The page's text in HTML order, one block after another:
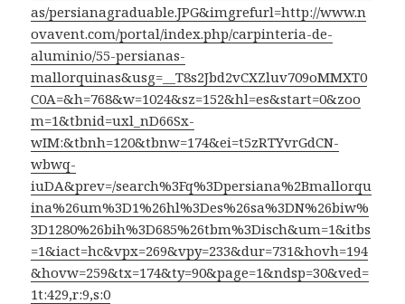
as/persianagraduable.JPG&imgrefurl=http://www.n
ovavent.com/portal/index.php/carpinteria-de-
aluminio/55-persianas-
mallorquinas&usg=__T8s2Jbd2vCXZluv709oMMXT0
C0A=&h=768&w=1024&sz=152&hl=es&start=0&zoo
m=1&tbnid=uxl_nD66Sx-
wIM:&tbnh=120&tbnw=174&ei=t5zRTYvrGdCN-
wbwq-
iuDA&prev=/search%3Fq%3Dpersiana%2Bmallorqu
ina%26um%3D1%26hl%3Des%26sa%3DN%26biw%
3D1280%26bih%3D685%26tbm%3Disch&um=1&itbs
=1&iact=hc&vpx=269&vpy=233&dur=731&hovh=194
&hovw=259&tx=174&ty=90&page=1&ndsp=30&ved=
1t:429,r:9,s:0